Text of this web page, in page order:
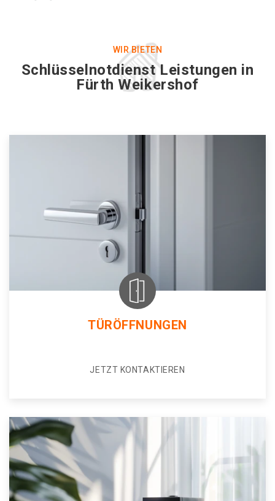
WIR BIETEN
Schlüsselnotdienst Leistungen in
Fürth Weikershof
TÜRÖFFNUNGEN
JETZT KONTAKTIEREN